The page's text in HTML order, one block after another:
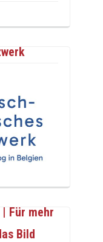
Für mehr
Bild